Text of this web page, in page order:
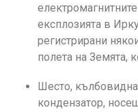
експлозията в
регистрирани
полета на Земята,
Шесто,
кондензатор,